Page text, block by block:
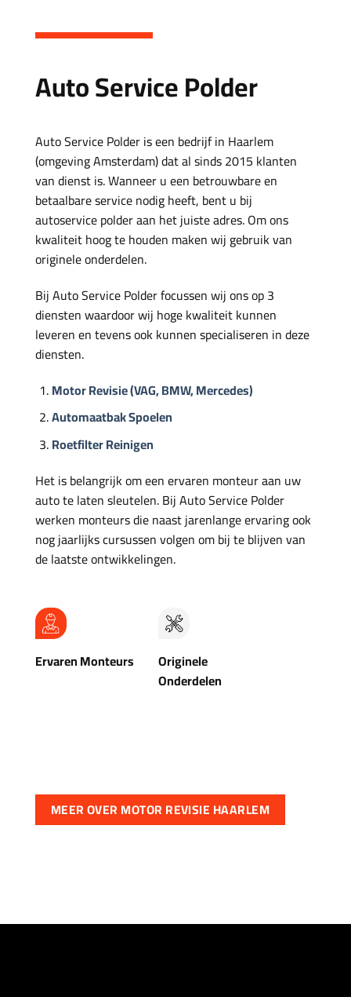
Auto Service Polder
Auto Service Polder is een bedrijf in Haarlem
(omgeving Amsterdam) dat al sinds 2015 klanten
van dienst is. Wanneer u een betrouwbare en
betaalbare service nodig heeft, bent u bij
autoservice polder aan het juiste adres. Om ons
kwaliteit hoog te houden maken wij gebruik van
originele onderdelen.
Bij Auto Service Polder focussen wij ons op 3
diensten waardoor wij hoge kwaliteit kunnen
leveren en tevens ook kunnen specialiseren in deze
diensten.
Motor Revisie (VAG, BMW, Mercedes)
Automaatbak Spoelen
Roetfilter Reinigen
Het is belangrijk om een ervaren monteur aan uw
auto te laten sleutelen. Bij Auto Service Polder
werken monteurs die naast jarenlange ervaring ook
nog jaarlijks cursussen volgen om bij te blijven van
de laatste ontwikkelingen.
Ervaren Monteurs
Originele
Onderdelen
MEER OVER MOTOR REVISIE HAARLEM